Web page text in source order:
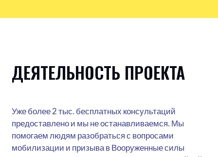
ДЕЯТЕЛЬНОСТЬ ПРОЕКТА
Уже более 2 тыс. бесплатных консультаций
предоставлено и мы не останавливаемся. Мы
помогаем людям разобраться с вопросами
мобилизации и призыва в Вооруженные силы